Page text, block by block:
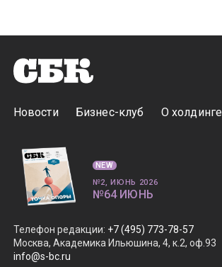
Новости Бизнес-клуб О холдинге
Телефон редакции: +7 (495) 773-78-57
Москва, Академика Ильюшина, 4, к.2, оф.93
info@s-bc.ru
NEW
№2, ИЮНЬ 2026
№64 ИЮНЬ